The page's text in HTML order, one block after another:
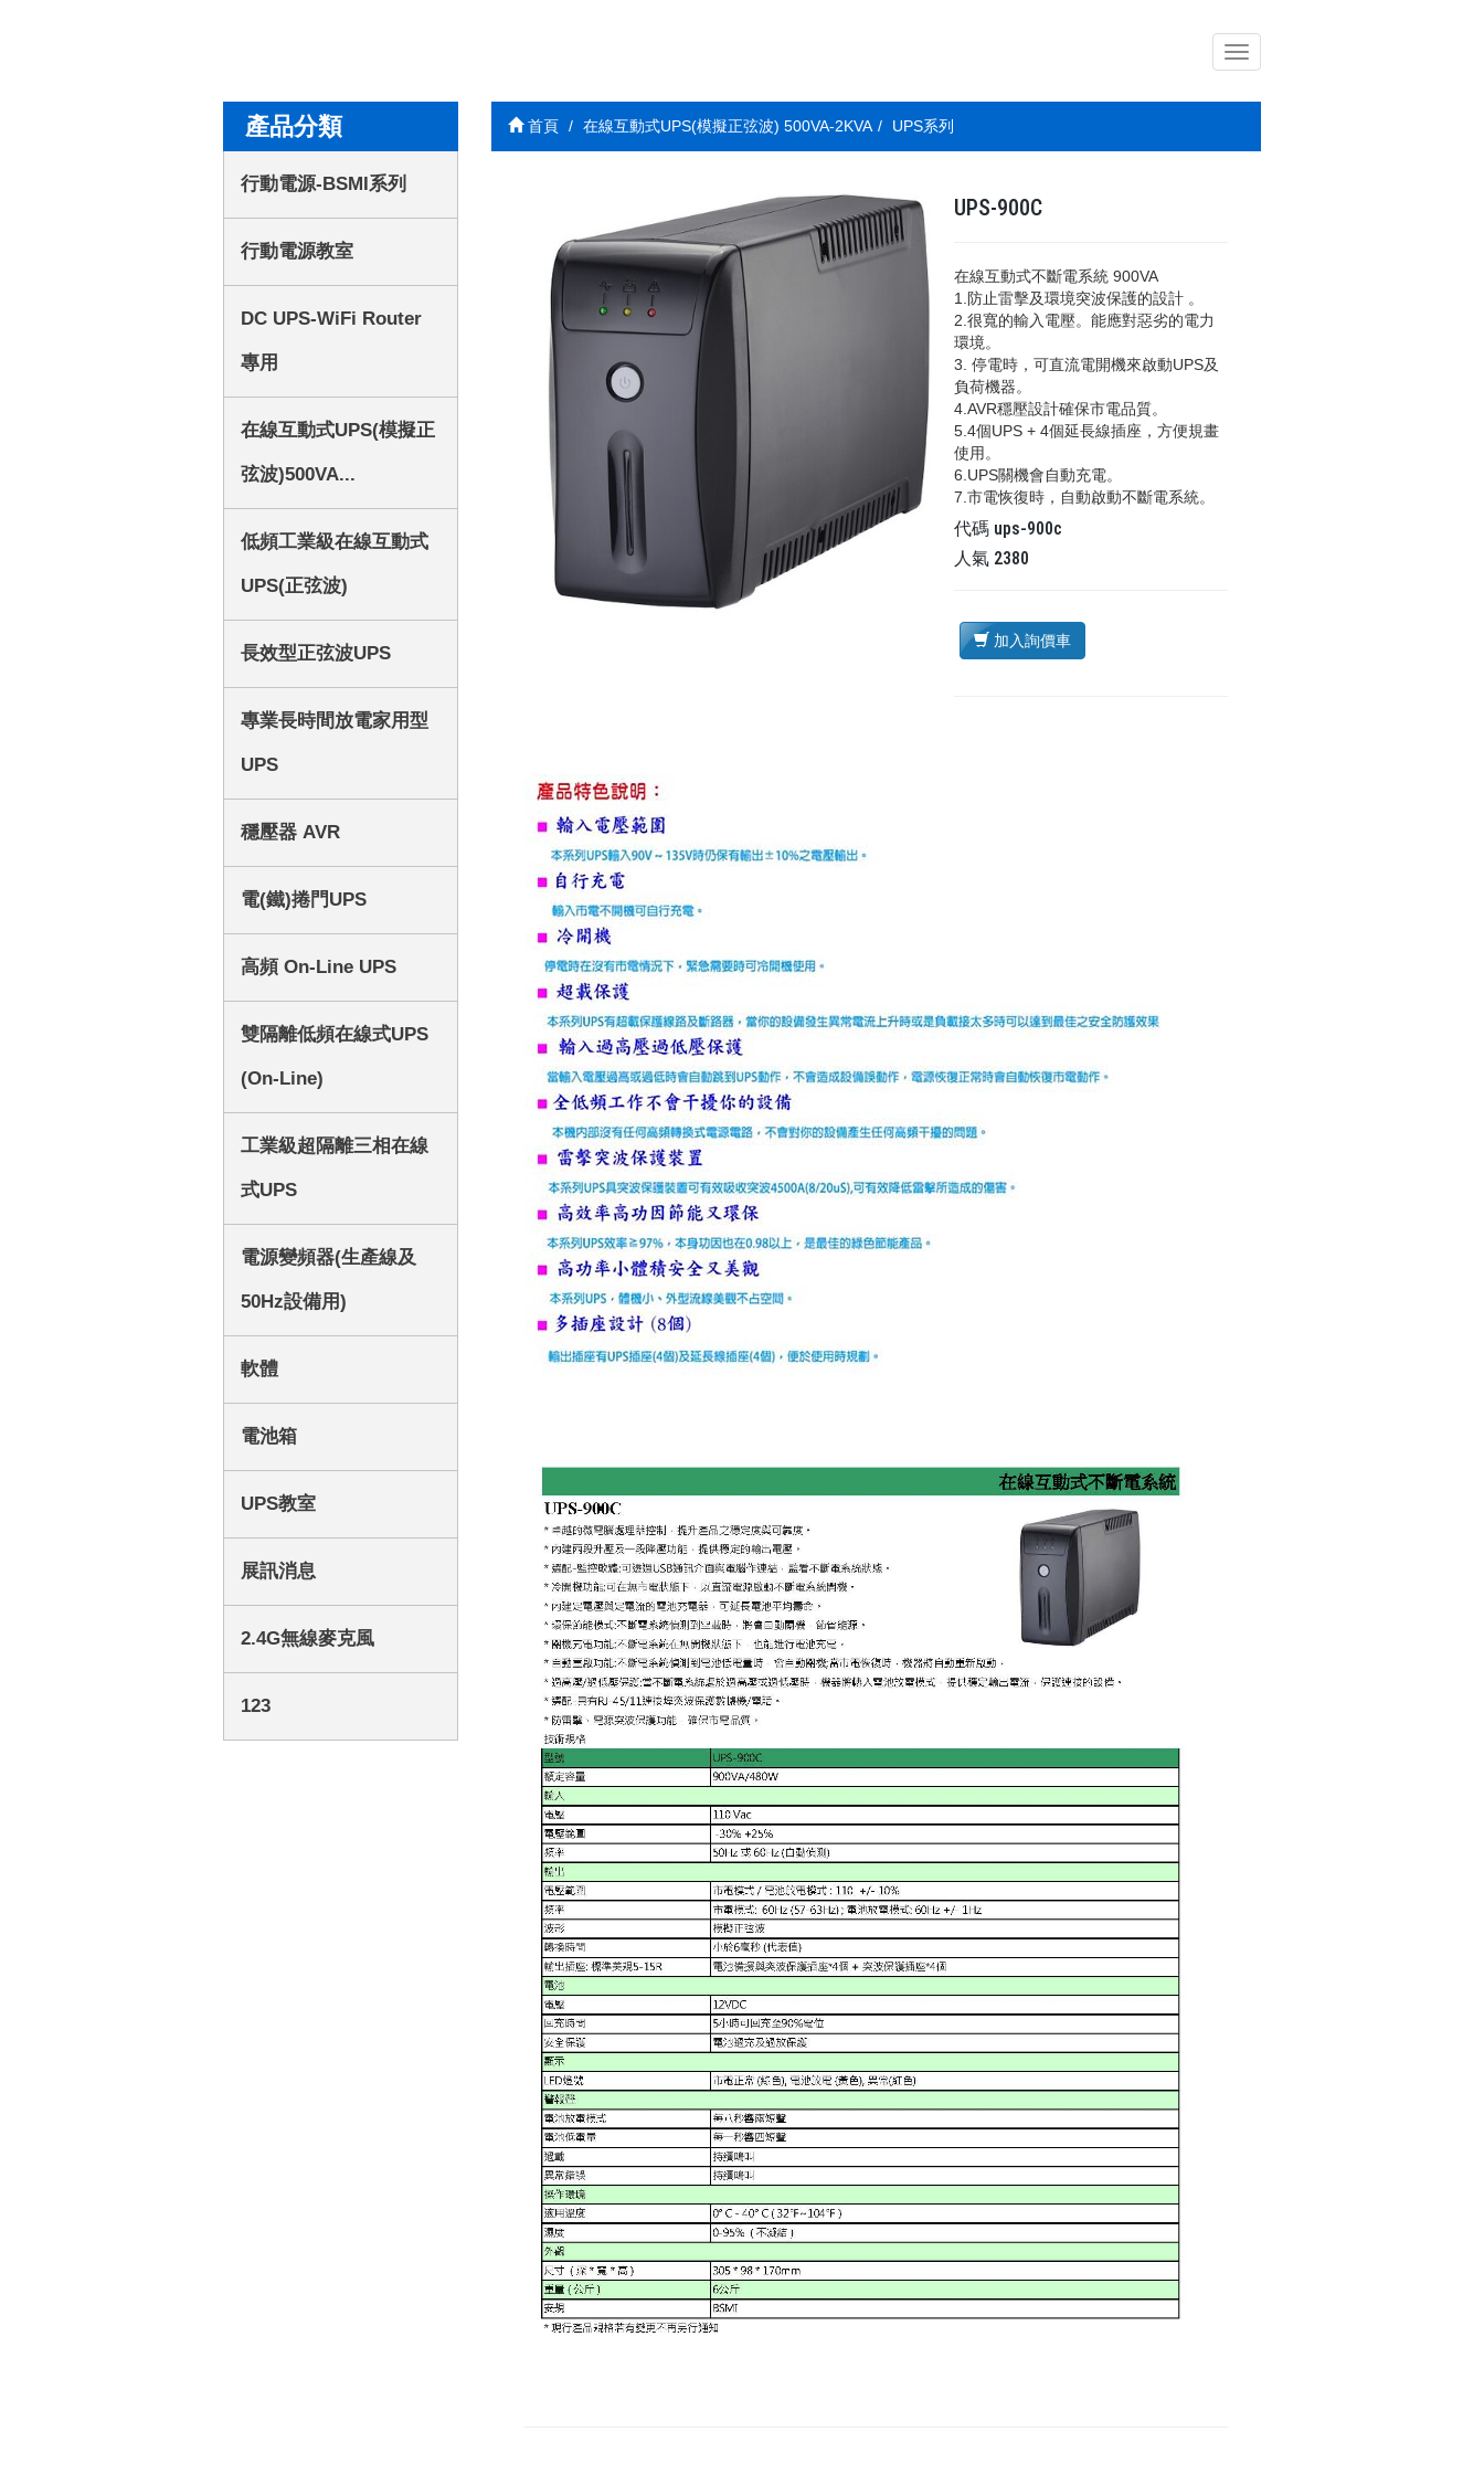
導
覽
列
產品分類
行動電源-BSMI系列
行動電源教室
DC UPS-WiFi Router
專用
在線互動式UPS(模擬正
弦波)500VA...
低頻工業級在線互動式
UPS(正弦波)
長效型正弦波UPS
專業長時間放電家用型
UPS
穩壓器 AVR
電(鐵)捲門UPS
高頻 On-Line UPS
雙隔離低頻在線式UPS
(On-Line)
工業級超隔離三相在線
式UPS
電源變頻器(生產線及
50Hz設備用)
軟體
電池箱
UPS教室
展訊消息
2.4G無線麥克風
123
首頁 在線互動式UPS(模擬正弦波) 500VA-2KVA UPS系列
UPS-900C
在線互動式不斷電系統 900VA
1.防止雷擊及環境突波保護的設計 。
2.很寬的輸入電壓。能應對惡劣的電力
環境。
3. 停電時，可直流電開機來啟動UPS及
負荷機器。
4.AVR穩壓設計確保市電品質。
5.4個UPS + 4個延長線插座，方便規畫
使用。
6.UPS關機會自動充電。
7.市電恢復時，自動啟動不斷電系統。
代碼 ups-900c
人氣 2380
加入詢價車